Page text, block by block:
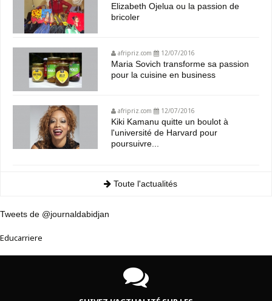
Elizabeth Ojelua ou la passion de
bricoler
afripriz.com 12/07/2016
Maria Sovich transforme sa passion
pour la cuisine en business
afripriz.com 12/07/2016
Kiki Kamanu quitte un boulot à
l'université de Harvard pour
poursuivre...
Toute l'actualités
Tweets de @journaldabidjan
Educarriere